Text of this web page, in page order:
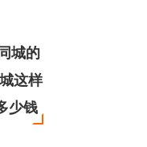
城的
这样
少钱